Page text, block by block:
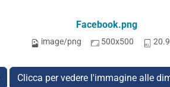
Facebook.png
image/png 500x500
Clicca per vedere l'immagine alle